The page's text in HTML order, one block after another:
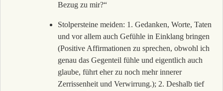
Bezug zu mir?“
Stolpersteine meiden: 1. Gedanken, Worte, Taten
und vor allem auch Gefühle in Einklang bringen
(Positive Affirmationen zu sprechen, obwohl ich
genau das Gegenteil fühle und eigentlich auch
glaube, führt eher zu noch mehr innerer
Zerrissenheit und Verwirrung.); 2. Deshalb tief